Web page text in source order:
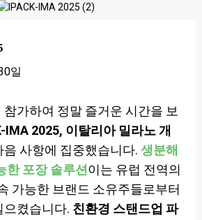
일
가하여 정말 즐거운 시간을 보
IMA 2025, 이탈리아 밀라노 개
음 사항에 집중했습니다. 생분해
한 포장 솔루션이는 유럽 전역의
가능한 브랜드 소유주들로부터
으켰습니다. 친환경 스탠드업 파